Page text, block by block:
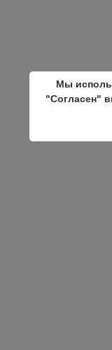
Мы
"Согласен"